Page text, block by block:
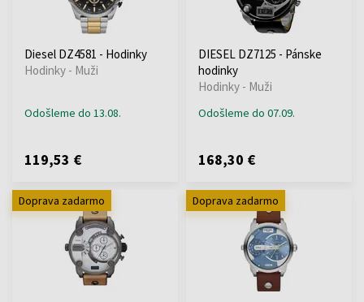
Diesel DZ4581 - Hodinky
Hodinky - Muži
Odošleme do 13.08.
119,53 €
DIESEL DZ7125 - Pánske
hodinky
Hodinky - Muži
Odošleme do 07.09.
168,30 €
Doprava zadarmo Doprava zadarmo